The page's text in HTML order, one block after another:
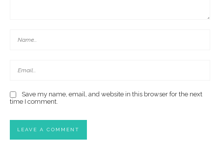
Save my name, email, and website in this browser for the next
time I comment.